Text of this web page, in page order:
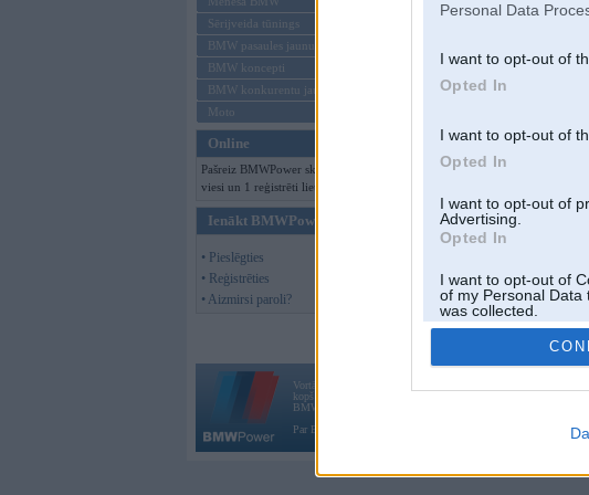
Personal Data
I want to opt-out of
Opted In
I want to opt-out of
Opted In
I want to opt-out of
Advertising.
Opted In
I want to opt-out of
of my Personal Data
was collected.
Opted Out
Sērijveida tūnings
BMW pasaules jaunumi
BMW koncepti
BMW konkurentu jaunumi
Moto
Online
Pašreiz BMWPower skatās 184
viesi un 1 reģistrēti lietotāji.
Ienākt BMWPower
• Pieslēgties
• Reģistrēties
• Aizmirsi paroli?
Vortāls BMWPower.lv darbojas
kopš 2002. gada 14. maija. Tas nav auto klubs un nav saistīts ar
BMW AG.
Par BMWPower